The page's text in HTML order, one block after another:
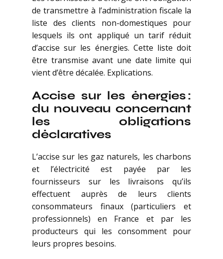
de transmettre à l’administration fiscale la
liste des clients non-domestiques pour
lesquels ils ont appliqué un tarif réduit
d’accise sur les énergies. Cette liste doit
être transmise avant une date limite qui
vient d’être décalée. Explications.
Accise sur les énergies :
du nouveau concernant
les obligations
déclaratives
L’accise sur les gaz naturels, les charbons
et l’électricité est payée par les
fournisseurs sur les livraisons qu’ils
effectuent auprès de leurs clients
consommateurs finaux (particuliers et
professionnels) en France et par les
producteurs qui les consomment pour
leurs propres besoins.